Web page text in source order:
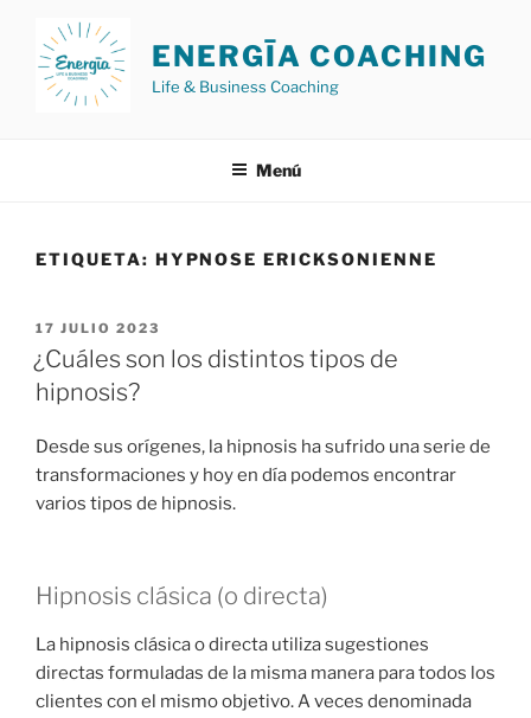
contenido
ENERGĪA COACHING
Life & Business Coaching
Menú
ETIQUETA: HYPNOSE ERICKSONIENNE
PUBLICADO
EL
17 JULIO 2023
¿Cuáles son los distintos tipos de
hipnosis?
Desde sus orígenes, la hipnosis ha sufrido una serie de
transformaciones y hoy en día podemos encontrar
varios tipos de hipnosis.
Hipnosis clásica (o directa)
La hipnosis clásica o directa utiliza sugestiones
directas formuladas de la misma manera para todos los
clientes con el mismo objetivo. A veces denominada